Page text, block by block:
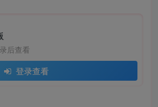
后查看
登录查看